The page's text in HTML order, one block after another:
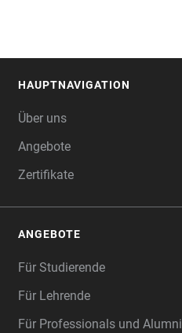
HAUPTNAVIGATION
Über uns
Angebote
Zertifikate
ANGEBOTE
Für Studierende
Für Lehrende
Für Professionals und Alumni